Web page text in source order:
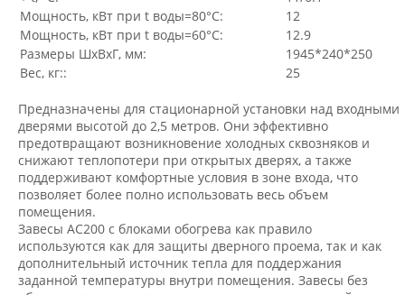
Мощность, кВт при t воды=80°С:
12
Мощность, кВт при t воды=60°С:
12.9
Размеры ШхВхГ, мм:
1945*240*250
Вес, кг::
25
Предназначены для стационарной установки над входными
дверями высотой до 2,5 метров. Они эффективно
предотвращают возникновение холодных сквозняков и
снижают теплопотери при открытых дверях, а также
поддерживают комфортные условия в зоне входа, что
позволяет более полно использовать весь объем
помещения.
Завесы AС200 с блоками обогрева как правило
используются как для защиты дверного проема, так и как
дополнительный источник тепла для поддержания
заданной температуры внутри помещения. Завесы без